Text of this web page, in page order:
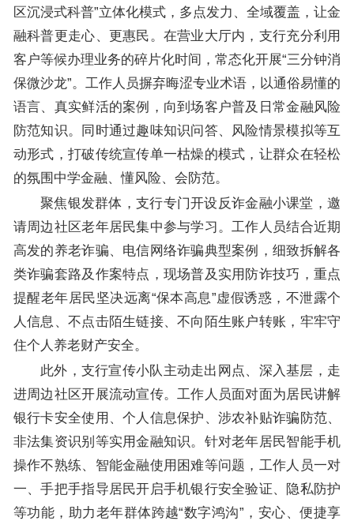
区沉浸式科普”立体化模式，多点发力、全域覆盖，让金
融科普更走心、更惠民。在营业大厅内，支行充分利用
客户等候办理业务的碎片化时间，常态化开展“三分钟消
保微沙龙”。工作人员摒弃晦涩专业术语，以通俗易懂的
语言、真实鲜活的案例，向到场客户普及日常金融风险
防范知识。同时通过趣味知识问答、风险情景模拟等互
动形式，打破传统宣传单一枯燥的模式，让群众在轻松
的氛围中学金融、懂风险、会防范。
聚焦银发群体，支行专门开设反诈金融小课堂，邀
请周边社区老年居民集中参与学习。工作人员结合近期
高发的养老诈骗、电信网络诈骗典型案例，细致拆解各
类诈骗套路及作案特点，现场普及实用防诈技巧，重点
提醒老年居民坚决远离“保本高息”虚假诱惑，不泄露个
人信息、不点击陌生链接、不向陌生账户转账，牢牢守
住个人养老财产安全。
此外，支行宣传小队主动走出网点、深入基层，走
进周边社区开展流动宣传。工作人员面对面为居民讲解
银行卡安全使用、个人信息保护、涉农补贴诈骗防范、
非法集资识别等实用金融知识。针对老年居民智能手机
操作不熟练、智能金融使用困难等问题，工作人员一对
一、手把手指导居民开启手机银行安全验证、隐私防护
等功能，助力老年群体跨越“数字鸿沟”，安心、便捷享